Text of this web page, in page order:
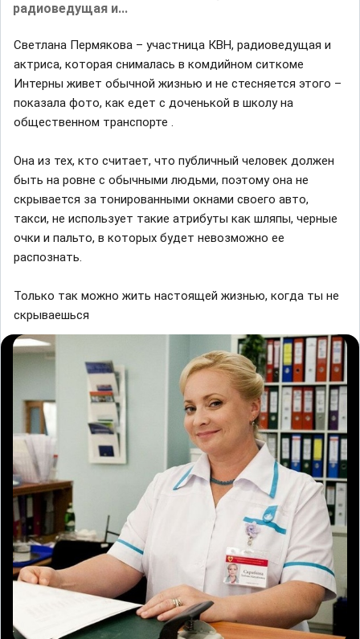
радиоведущая и...
Светлана Пермякова – участница КВН, радиоведущая и
актриса, которая снималась в комдийном ситкоме
Интерны живет обычной жизнью и не стесняется этого –
показала фото, как едет с доченькой в школу на
общественном транспорте .
Она из тех, кто считает, что публичный человек должен
быть на ровне с обычными людьми, поэтому она не
скрывается за тонированными окнами своего авто,
такси, не использует такие атрибуты как шляпы, черные
очки и пальто, в которых будет невозможно ее
распознать.
Только так можно жить настоящей жизнью, когда ты не
скрываешься